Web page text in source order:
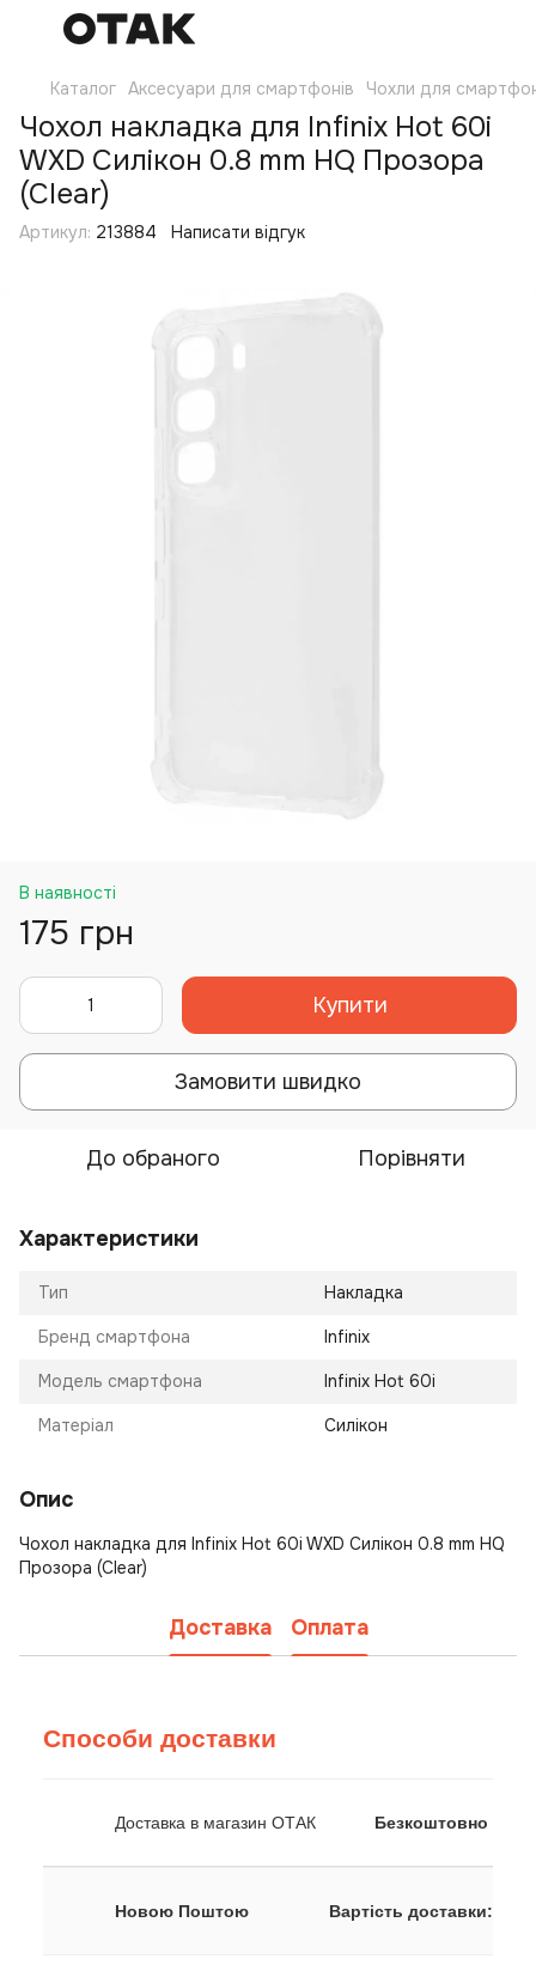
Каталог Аксесуари для смартфонів Чохли для
Чохол накладка для Infinix Hot 60i
WXD Силікон 0.8 mm HQ Прозора
(Clear)
Артикул: 213884 Написати відгук
В наявності
175 грн
Купити
Замовити швидко
До обраного Порівняти
Характеристики
Тип Накладка
Бренд смартфона Infinix
Модель смартфона Infinix Hot 60i
Матеріал Силікон
Опис
Чохол накладка для Infinix Hot 60i WXD Силікон 0.8 mm HQ
Прозора (Clear)
Доставка Оплата
Способи доставки
Доставка в магазин ОТАК Безкоштовно
Новою Поштою Вартість доставки: